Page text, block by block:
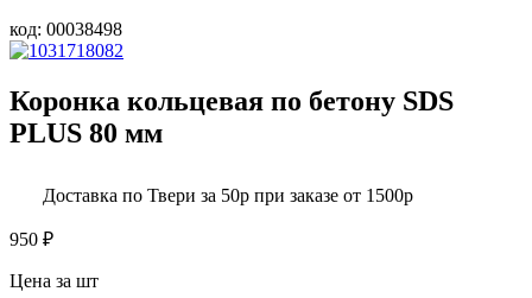
код: 00038498
Коронка кольцевая по бетону SDS
PLUS 80 мм
Доставка по Твери за 50р при заказе от 1500р
950 ₽
Цена за шт